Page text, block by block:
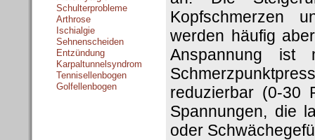
Schulterprobleme
Arthrose
Ischialgie
Sehnenscheiden
Entzündung
Karpaltunnelsyndrom
Tennisellenbogen
Golfellenbogen
Kopfschmerzen
werden häufig
Anspannung ist
reduzierbar (0-30
Spannungen, die
oder